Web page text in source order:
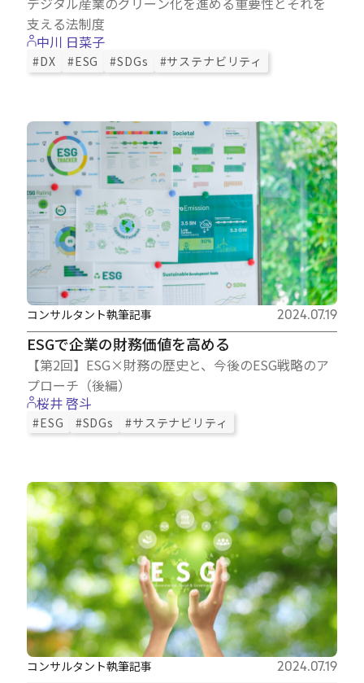
支える法制度
中川 日菜子
#DX #ESG #SDGs #サステナビリティ
ESGで企業の財務価値を高める
【第2回】ESG×財務の歴史と、今後のESG戦略のア
プローチ（後編）
コンサルタント執筆記事 2024.07.19
桜井 啓斗
#ESG #SDGs #サステナビリティ
コンサルタント執筆記事 2024.07.19